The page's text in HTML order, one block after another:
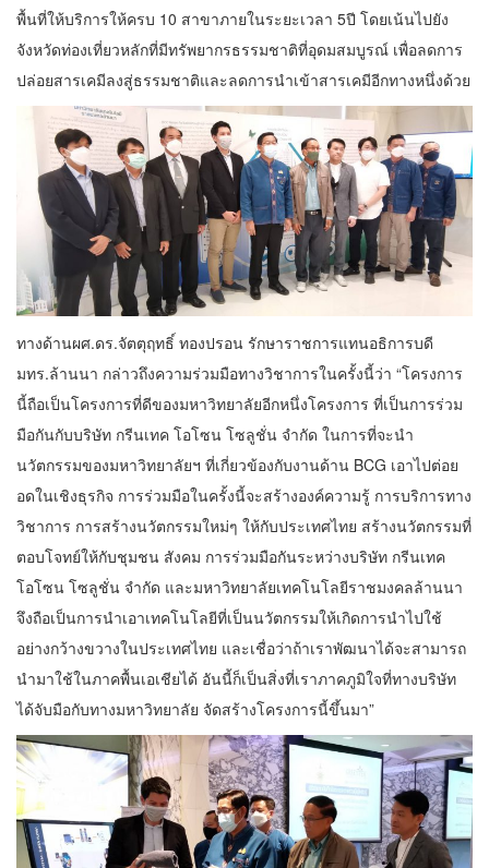
พื้นที่ให้บริการให้ครบ 10 สาขาภายในระยะเวลา 5ปี โดยเน้นไปยัง
จังหวัดท่องเที่ยวหลักที่มีทรัพยากรธรรมชาติที่อุดมสมบูรณ์ เพื่อลดการ
ปล่อยสารเคมีลงสู่ธรรมชาติและลดการนำเข้าสารเคมีอีกทางหนึ่งด้วย
ทางด้านผศ.ดร.จัตตุฤทธิ์ ทองปรอน รักษาราชการแทนอธิการบดี
มทร.ล้านนา กล่าวถึงความร่วมมือทางวิชาการในครั้งนี้ว่า “โครงการ
นี้ถือเป็นโครงการที่ดีของมหาวิทยาลัยอีกหนึ่งโครงการ ที่เป็นการร่วม
มือกันกับบริษัท กรีนเทค โอโซน โซลูชั่น จำกัด ในการที่จะนำ
นวัตกรรมของมหาวิทยาลัยฯ ที่เกี่ยวข้องกับงานด้าน BCG เอาไปต่อย
อดในเชิงธุรกิจ การร่วมมือในครั้งนี้จะสร้างองค์ความรู้ การบริการทาง
วิชาการ การสร้างนวัตกรรมใหม่ๆ ให้กับประเทศไทย สร้างนวัตกรรมที่
ตอบโจทย์ให้กับชุมชน สังคม การร่วมมือกันระหว่างบริษัท กรีนเทค
โอโซน โซลูชั่น จำกัด และมหาวิทยาลัยเทคโนโลยีราชมงคลล้านนา
จึงถือเป็นการนำเอาเทคโนโลยีที่เป็นนวัตกรรมให้เกิดการนำไปใช้
อย่างกว้างขวางในประเทศไทย และเชื่อว่าถ้าเราพัฒนาได้จะสามารถ
นำมาใช้ในภาคพื้นเอเชียได้ อันนี้ก็เป็นสิ่งที่เราภาคภูมิใจที่ทางบริษัท
ได้จับมือกับทางมหาวิทยาลัย จัดสร้างโครงการนี้ขึ้นมา”